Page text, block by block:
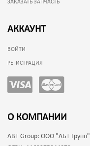
ЗАКАЗАТЬ ЗАПЧАСТЬ
АККАУНТ
ВОЙТИ
РЕГИСТРАЦИЯ
О КОМПАНИИ
ABT Group: ООО "АБТ Групп"